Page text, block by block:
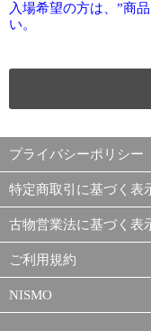
入場希望の方は、”商
い。
プライバシーポリシー
特定商取引に基づく表
古物営業法に基づく表
ご利用規約
NISMO